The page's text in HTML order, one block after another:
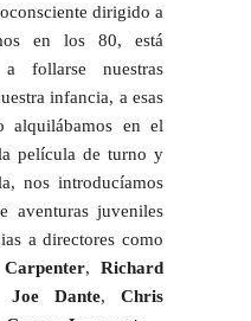
dirigido a
en los 80, está
a follarse nuestras
infancia, a esas
alquilábamos en el
película de turno y
nos introducíamos
aventuras juveniles
a directores como
, Richard
Joe Dante, Chris